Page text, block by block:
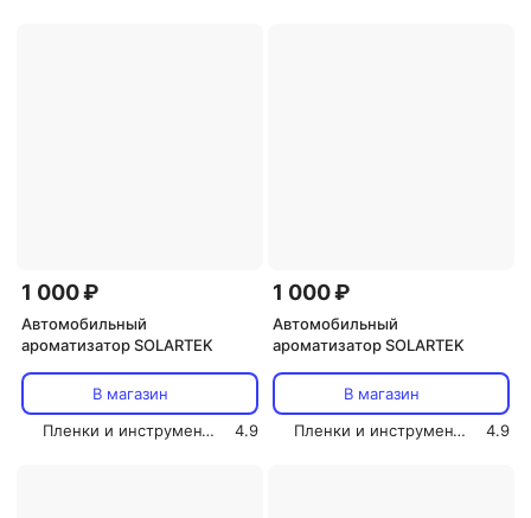
1 000 ₽
Автомобильный
ароматизатор SOLARTEK
В магазин
Пленки и инструмент СОЛАРТЕК
4.9
1 000 ₽
Автомобильный
ароматизатор SOLARTEK
В магазин
Пленки и инструмент СОЛАРТЕК
4.9